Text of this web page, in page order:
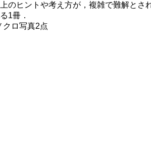
のヒントや考え方が，複雑で難解とさ
1冊．
ロ写真2点